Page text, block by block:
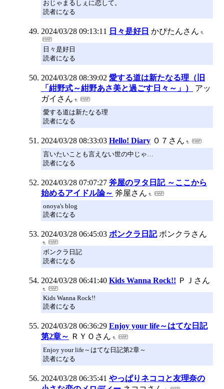
おじゃまるしぇに恋して。
読者になる
2024/03/28 09:13:11 日々是好日 かぴたんさん
日々是好日
読者になる
2024/03/28 08:39:02 愛する道は新たなる理（旧
「紺野式～紺野あさ美と過ごす日々～」）
アッ
ガイさん
愛する道は新たなる理
読者になる
2024/03/28 08:33:03 Hello! Diary ０７さん
言いたいことも言えない世の中じゃ…
読者になる
2024/03/28 07:07:27 斧屋のヲタ日記 ～ここから
始めるアイドル論～ 斧屋さん
onoya's blog
読者になる
2024/03/28 06:45:03 ボンクラ日記 ボンクラさん
ボンクラ日記
読者になる
2024/03/28 06:41:40 Kids Wanna Rock!! ＰＪさん
Kids Wanna Rock!!
読者になる
2024/03/28 06:36:29 Enjoy your life～はてな日記
第2章～ ＲＹＯさん
Enjoy your life～はてな日記第2章～
読者になる
2024/03/28 06:35:41 やっぱりネココと友理奈の